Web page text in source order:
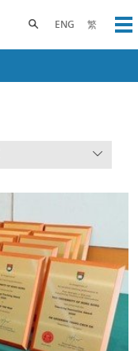
ENG 繁
Toggle search panel